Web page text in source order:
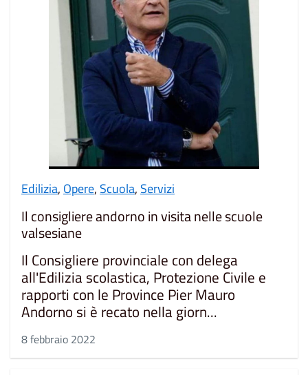
Edilizia, Opere, Scuola, Servizi
Il consigliere andorno in visita nelle scuole
valsesiane
Il Consigliere provinciale con delega
all'Edilizia scolastica, Protezione Civile e
rapporti con le Province Pier Mauro
Andorno si è recato nella giorn...
8 febbraio 2022